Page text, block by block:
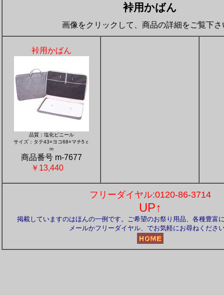
裃用かばん
画像をクリックして、商品の詳細をご覧下さ
裃用かばん
品質：塩化ビニール
サイズ：タテ43×ヨコ68×マチ5ｃ
ｍ
商品番号 m-7677
￥13,440
フリーダイヤル:0120-86-3714
UP↑
掲載していますのはほんの一例です。ご希望のお祭り用品、各種豊富
メールかフリーダイヤル、でお気軽にお尋ねくださ